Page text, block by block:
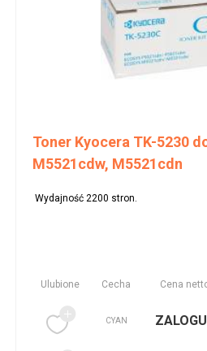
Toner Kyocera TK-5230
M5521cdw, M5521cdn
Wydajność 2200 stron.
Ulubione Cecha Cena
CYAN